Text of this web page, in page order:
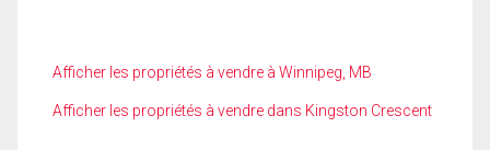
Afficher les propriétés à vendre à Winnipeg, MB
Afficher les propriétés à vendre dans Kingston Crescent